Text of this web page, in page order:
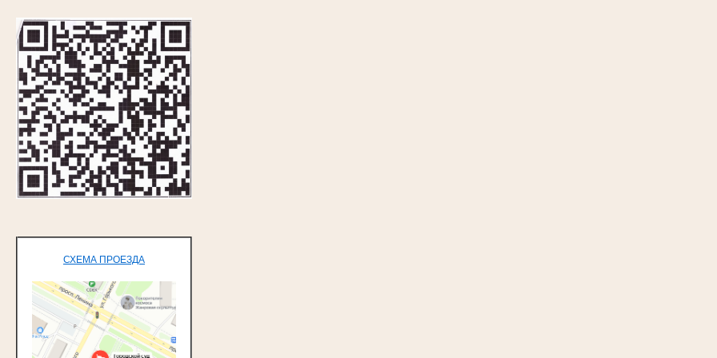
СХЕМА ПРОЕЗДА